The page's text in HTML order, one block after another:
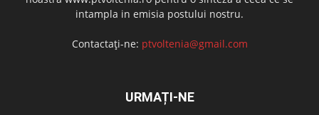
intampla in emisia postului nostru.
Contactați-ne: ptvoltenia@gmail.com
URMAȚI-NE